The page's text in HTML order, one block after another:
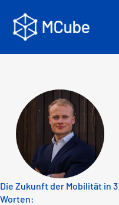
Die Zukunft der Mobilität in 3
Worten: